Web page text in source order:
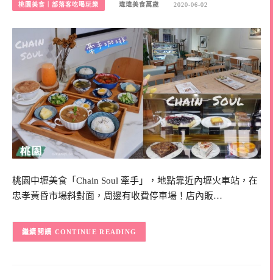
桃園美食｜部落客吃喝玩樂 瑋瑋美食萬歲 2020-06-02
桃園中壢美食「Chain Soul 牽手」，地點靠近內壢火車站，在
忠孝黃昏市場斜對面，周邊有收費停車場！店內販…
CONTINUE READING